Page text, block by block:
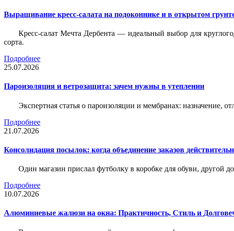
Выращивание кресс-салата на подоконнике и в открытом
Кресс-салат Мечта Дербента — идеальный выбор для
сорта.
Подробнее
25.07.2026
Пароизоляция и ветрозащита: зачем нужны в утеплении
Экспертная статья о пароизоляции и мембранах: назначение,
Подробнее
21.07.2026
Консолидация посылок: когда объединение заказов
Один магазин прислал футболку в коробке для обуви, другой
Подробнее
10.07.2026
Алюминиевые жалюзи на окна: Практичность, Стиль и